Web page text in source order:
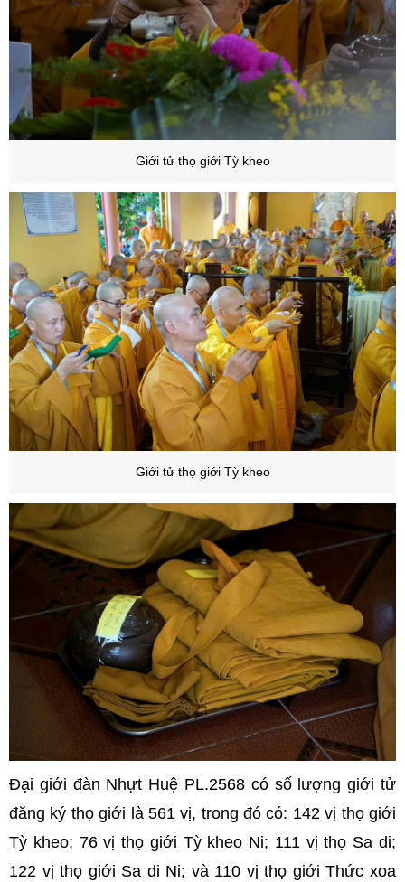
Giới tử thọ giới Tỳ kheo
Giới tử thọ giới Tỳ kheo
Đại giới đàn Nhựt Huệ PL.2568 có số lượng giới tử
đăng ký thọ giới là 561 vị, trong đó có: 142 vị thọ giới
Tỳ kheo; 76 vị thọ giới Tỳ kheo Ni; 111 vị thọ Sa di;
122 vị thọ giới Sa di Ni; và 110 vị thọ giới Thức xoa